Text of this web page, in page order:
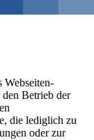
Webseiten-
Betrieb der
die lediglich zu
oder zur